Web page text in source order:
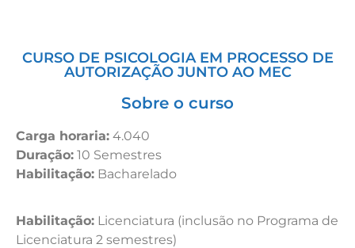
CURSO DE PSICOLOGIA EM PROCESSO DE
AUTORIZAÇÃO JUNTO AO MEC
Sobre o curso
Carga horaria: 4.040
Duração: 10 Semestres
Habilitação: Bacharelado
Habilitação: Licenciatura (inclusão no Programa de
Licenciatura 2 semestres)